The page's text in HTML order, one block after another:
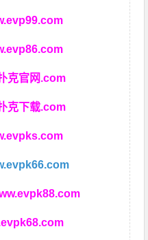
克官网.com
克下载.com